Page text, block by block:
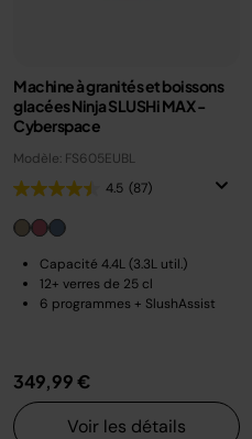
Machine à granités et boissons
glacées Ninja SLUSHi MAX -
Cyberspace
Modèle: FS605EUBL
4.5 (87)
Capacité 4.4L (3.3L util.)
12+ verres de 25 cl
6 programmes + SlushAssist
349,99 €
Voir les détails